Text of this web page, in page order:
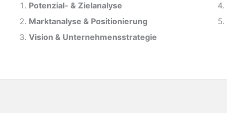
Potenzial- & Zielanalyse
Marktanalyse & Positionierung
Vision & Unternehmensstrategie